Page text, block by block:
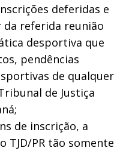
deferidas e
referida reunião
desportiva que
pendências
de qualquer
de Justiça
de inscrição, a
TJD/PR tão somente